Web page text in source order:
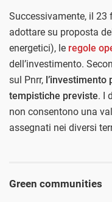
Successivamente, il 23
adottare su proposta
energetici), le regole
dell’investimento.
sul Pnrr, l’investimento
tempistiche previste. I
non consentono una
assegnati nei diversi
Green communities